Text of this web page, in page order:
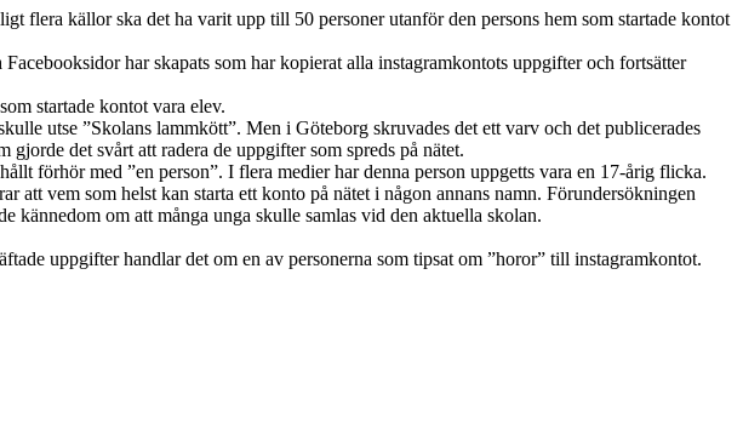
flera källor ska det ha varit upp till 50 personer utanför den persons hem som startade kontot
har skapats som har kopierat alla instagramkontots uppgifter och fortsätter
startade kontot vara elev.
utse ”Skolans lammkött”. Men i Göteborg skruvades det ett varv och det publicerades
det svårt att radera de uppgifter som spreds på nätet.
förhör med ”en person”. I flera medier har denna person uppgetts vara en 17-årig flicka.
vem som helst kan starta ett konto på nätet i någon annans namn. Förundersökningen
kännedom om att många unga skulle samlas vid den aktuella skolan.
uppgifter handlar det om en av personerna som tipsat om ”horor” till instagramkontot.